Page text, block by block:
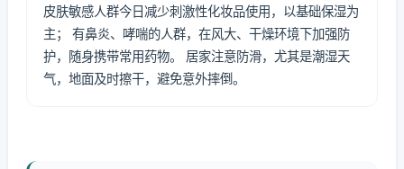
皮肤敏感人群今日减少刺激性化妆品使用，以基础保湿为
主； 有鼻炎、哮喘的人群，在风大、干燥环境下加强防
护，随身携带常用药物。 居家注意防滑，尤其是潮湿天
气，地面及时擦干，避免意外摔倒。